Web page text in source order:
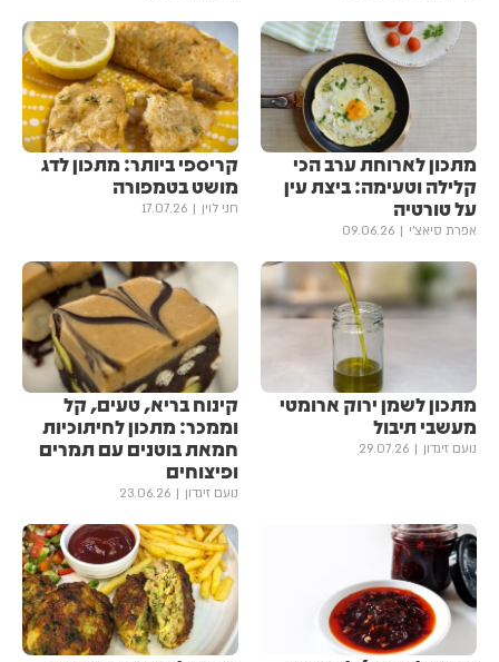
מתכון לארוחת ערב הכי
קלילה וטעימה: ביצת עין
על טורטיה
אפרת סיאצ'י 09.06.26
קריספי ביותר: מתכון לדג
מושט בטמפורה
חני לוין 17.07.26
מתכון לשמן ירוק ארומטי
מעשבי תיבול
נועם זיגדון 29.07.26
קינוח בריא, טעים, קל
וממכר: מתכון לחיתוכיות
חמאת בוטנים עם תמרים
ופיצוחים
נועם זיגדון 23.06.26